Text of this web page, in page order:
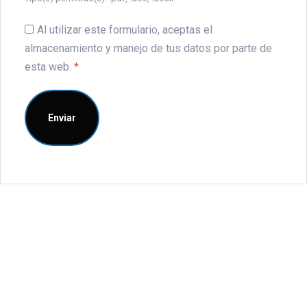
Al utilizar este formulario, aceptas el
almacenamiento y manejo de tus datos por parte de
esta web. *